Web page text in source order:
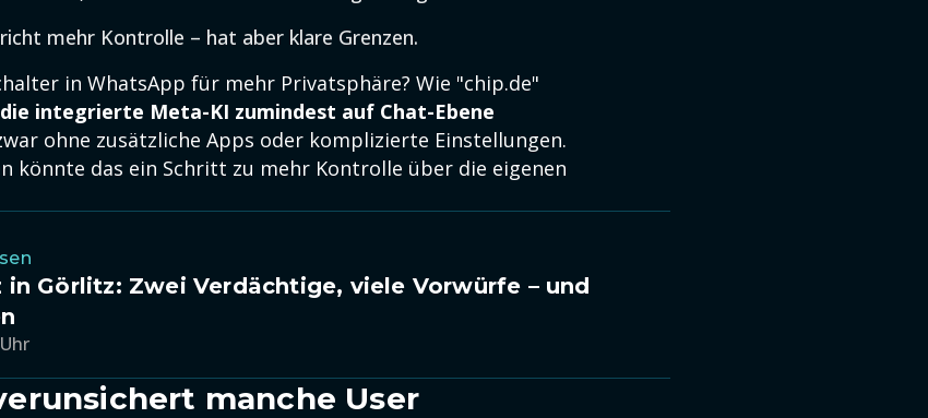
mehr Kontrolle – hat aber klare Grenzen.
in WhatsApp für mehr Privatsphäre? Wie "chip.de"
integrierte Meta-KI zumindest auf Chat-Ebene
ohne zusätzliche Apps oder komplizierte Einstellungen.
könnte das ein Schritt zu mehr Kontrolle über die eigenen
in Görlitz: Zwei Verdächtige, viele Vorwürfe – und
manche User